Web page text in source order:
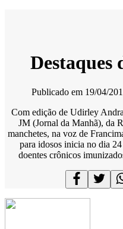
Destaques
Publicado em 19/04/
Com edição de Udirley
JM (Jornal da Manhã), da
manchetes, na voz de
para idosos inicia no dia
doentes crônicos